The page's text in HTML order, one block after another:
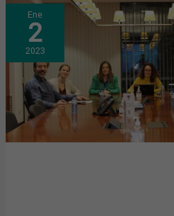
Ene
2
2023
SE
PRESENTAN
LOS
RESULTADOS
FINALES
DE
LA
BECA
OTORGADA
POR
EL
COFB
EN
LA
2021